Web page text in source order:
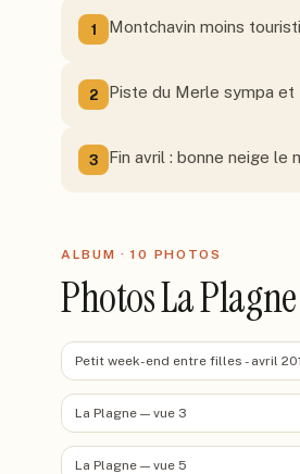
1 Montchavin moins
2 Piste du Merle sympa
3 Fin avril : bonne neige le
ALBUM ·10 PHOTO S
Photos La Plagne
Petit week-end entre filles - avril
La Plagne — vue 3
La Plagne — vue 5